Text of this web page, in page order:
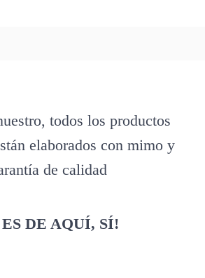
todos los productos
elaborados con mimo y
de calidad
ES DE AQUÍ, SÍ!